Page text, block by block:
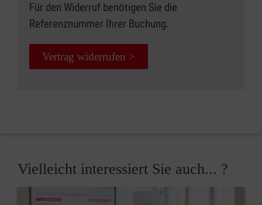
Für den Widerruf benötigen Sie die
Referenznummer Ihrer Buchung.
Vertrag widerrufen >
Vielleicht interessiert Sie auch... ?